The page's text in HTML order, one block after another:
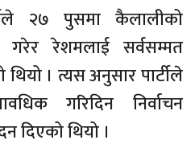
२७ पुसमा कैलालीको
गरेर रेशमलाई सर्वसम्मत
। त्यस अनुसार पार्टीले
गरिदिन निर्वाचन
दिएको थियो ।